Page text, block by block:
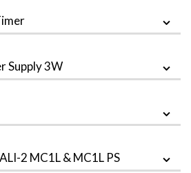
Supply 3W
2 MC1L & MC1L PS